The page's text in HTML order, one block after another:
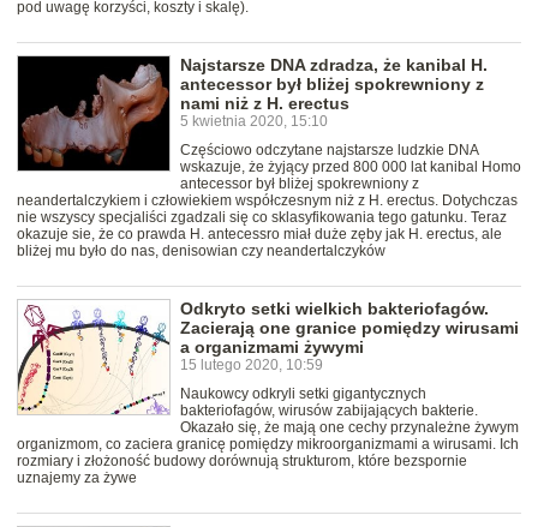
pod uwagę korzyści, koszty i skalę).
Najstarsze DNA zdradza, że kanibal H.
antecessor był bliżej spokrewniony z
nami niż z H. erectus
5 kwietnia 2020, 15:10
Częściowo odczytane najstarsze ludzkie DNA
wskazuje, że żyjący przed 800 000 lat kanibal Homo
antecessor był bliżej spokrewniony z
neandertalczykiem i człowiekiem współczesnym niż z H. erectus. Dotychczas
nie wszyscy specjaliści zgadzali się co sklasyfikowania tego gatunku. Teraz
okazuje sie, że co prawda H. antecessro miał duże zęby jak H. erectus, ale
bliżej mu było do nas, denisowian czy neandertalczyków
Odkryto setki wielkich bakteriofagów.
Zacierają one granice pomiędzy wirusami
a organizmami żywymi
15 lutego 2020, 10:59
Naukowcy odkryli setki gigantycznych
bakteriofagów, wirusów zabijających bakterie.
Okazało się, że mają one cechy przynależne żywym
organizmom, co zaciera granicę pomiędzy mikroorganizmami a wirusami. Ich
rozmiary i złożoność budowy dorównują strukturom, które bezspornie
uznajemy za żywe